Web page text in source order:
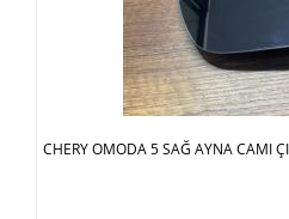
CHERY OMODA 5 SAĞ AYNA CAMI